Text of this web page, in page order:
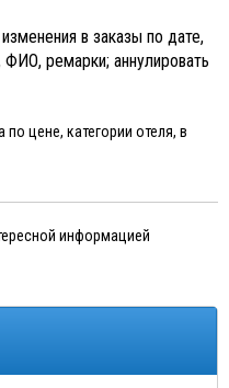
в заказы по дате,
ремарки; аннулировать
цене, категории отеля, в
информацией